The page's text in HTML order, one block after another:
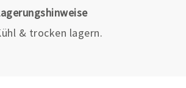
& trocken lagern.